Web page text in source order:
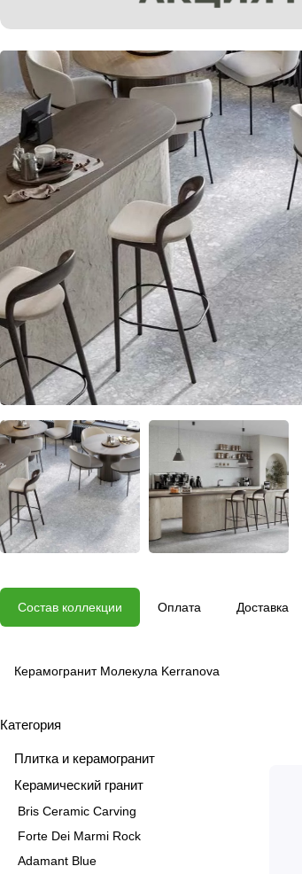
Состав коллекции Оплата Доставка
Керамогранит Молекула Kerranova
Категория
Плитка и керамогранит
Керамический гранит
Bris Ceramic Carving
Forte Dei Marmi Rock
Adamant Blue